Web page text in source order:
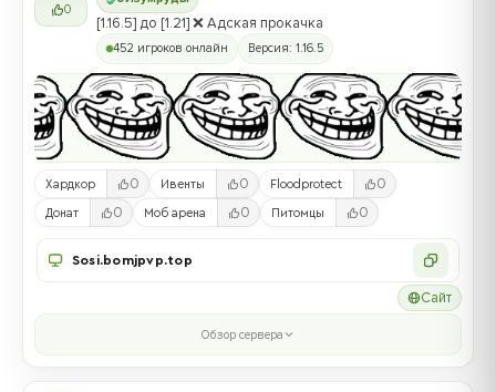
0
[1.16.5] до [1.21] ❌ Адская прокачка
452 игроков онлайн Версия: 1.16.5
Хардкор 0 Ивенты 0 Floodprotect 0
Донат 0 Моб арена 0 Питомцы 0
Sosi.bomjpvp.top
Сайт
Обзор сервера